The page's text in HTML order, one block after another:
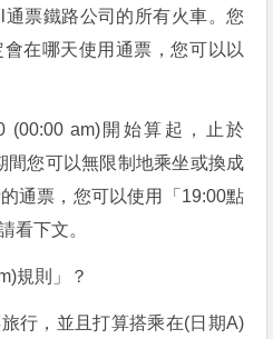
票鐵路公司的所有火車。您
在哪天使用通票，您可以以
(00:00 am)開始算起，止於
間您可以無限制地乘坐或換成
通票，您可以使用「19:00點
看下文。
規則」？
行，並且打算搭乘在(日期A)